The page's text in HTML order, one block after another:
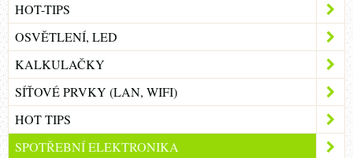
HOT-TIPS
OSVĚTLENÍ, LED
KALKULAČKY
SÍŤOVÉ PRVKY (LAN, WIFI)
HOT TIPS
SPOTŘEBNÍ ELEKTRONIKA